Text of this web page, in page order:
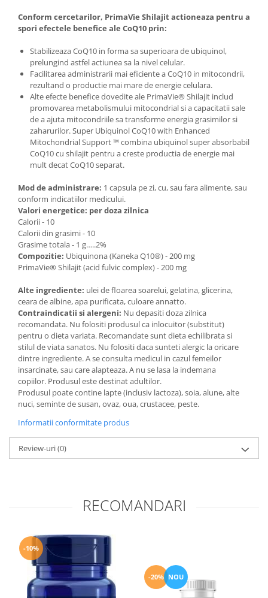
Conform cercetarilor, PrimaVie Shilajit actioneaza pentru a
spori efectele benefice ale CoQ10 prin:
Stabilizeaza CoQ10 in forma sa superioara de ubiquinol,
prelungind astfel actiunea sa la nivel celular.
Facilitarea administrarii mai eficiente a CoQ10 in mitocondrii,
rezultand o productie mai mare de energie celulara.
Alte efecte benefice dovedite ale PrimaVie® Shilajit includ
promovarea metabolismului mitocondrial si a capacitatii sale
de a ajuta mitocondriile sa transforme energia grasimilor si
zaharurilor. Super Ubiquinol CoQ10 with Enhanced
Mitochondrial Support ™ combina ubiquinol super absorbabil
CoQ10 cu shilajit pentru a creste productia de energie mai
mult decat CoQ10 separat.
Mod de administrare: 1 capsula pe zi, cu, sau fara alimente, sau
conform indicatiilor medicului.
Valori energetice: per doza zilnica
Calorii - 10
Calorii din grasimi - 10
Grasime totala - 1 g…..2%
Compozitie: Ubiquinona (Kaneka Q10®) - 200 mg
PrimaVie® Shilajit (acid fulvic complex) - 200 mg
Alte ingrediente: ulei de floarea soarelui, gelatina, glicerina,
ceara de albine, apa purificata, culoare annatto.
Contraindicatii si alergeni: Nu depasiti doza zilnica
recomandata. Nu folositi produsul ca inlocuitor (substitut)
pentru o dieta variata. Recomandate sunt dieta echilibrata si
stilul de viata sanatos. Nu folositi daca sunteti alergic la oricare
dintre ingrediente. A se consulta medicul in cazul femeilor
insarcinate, sau care alapteaza. A nu se lasa la indemana
copiilor. Produsul este destinat adultilor.
Produsul poate contine lapte (inclusiv lactoza), soia, alune, alte
nuci, seminte de susan, ovaz, oua, crustacee, peste.
Informatii conformitate produs
Review-uri(0)
RECOMANDARI
-10%
-20% NOU